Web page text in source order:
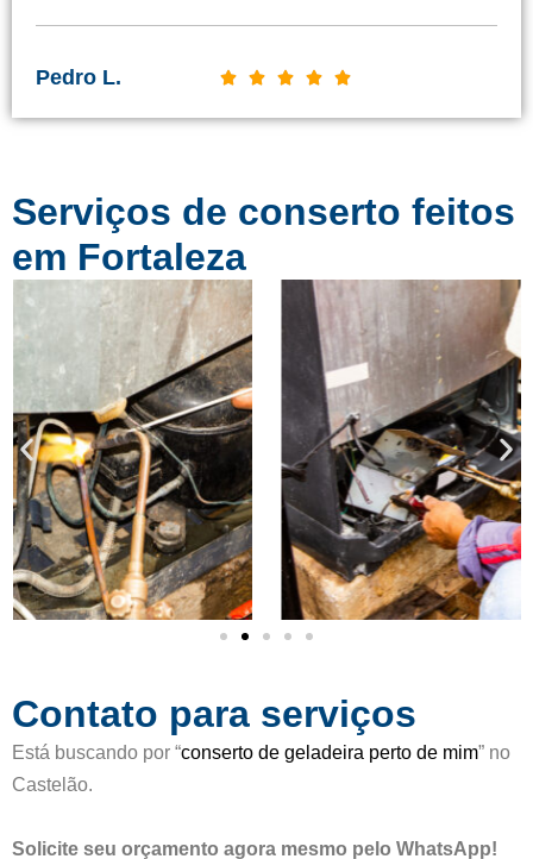
d
o
o
5
Pedro L.     C
s
c
a
d
o
c
o
m
5
d
Serviços de conserto feitos
em Fortaleza
Contato para serviços
Está buscando por “conserto de geladeira perto de mim” no
Castelão.
Solicite seu orçamento agora mesmo pelo WhatsApp!